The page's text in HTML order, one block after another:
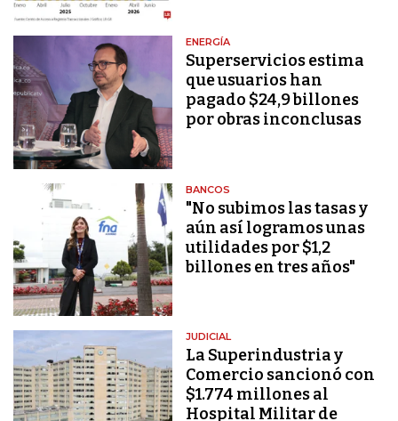
ENERGÍA
Superservicios estima
que usuarios han
pagado $24,9 billones
por obras inconclusas
BANCOS
"No subimos las tasas y
aún así logramos unas
utilidades por $1,2
billones en tres años"
JUDICIAL
La Superindustria y
Comercio sancionó con
$1.774 millones al
Hospital Militar de